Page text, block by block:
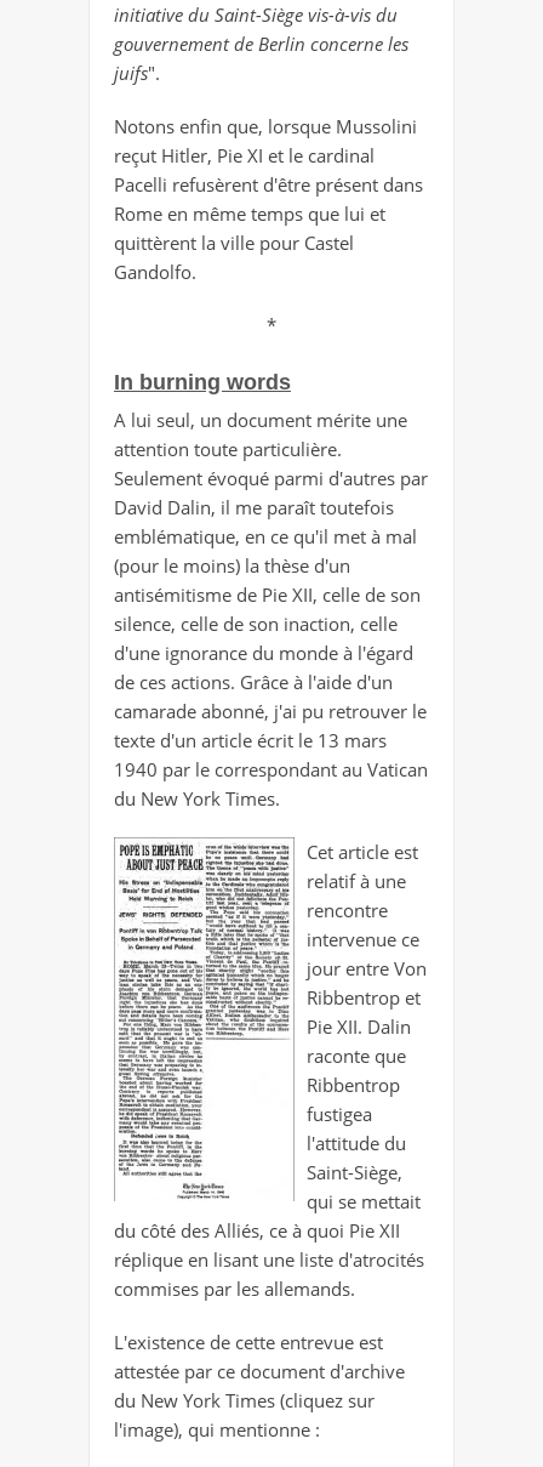
initiative du Saint-Siège vis-à-vis du
gouvernement de Berlin concerne les
juifs".
Notons enfin que, lorsque Mussolini
reçut Hitler, Pie XI et le cardinal
Pacelli refusèrent d'être présent dans
Rome en même temps que lui et
quittèrent la ville pour Castel
Gandolfo.
*
In burning words
A lui seul, un document mérite une
attention toute particulière.
Seulement évoqué parmi d'autres par
David Dalin, il me paraît toutefois
emblématique, en ce qu'il met à mal
(pour le moins) la thèse d'un
antisémitisme de Pie XII, celle de son
silence, celle de son inaction, celle
d'une ignorance du monde à l'égard
de ces actions. Grâce à l'aide d'un
camarade abonné, j'ai pu retrouver le
texte d'un article écrit le 13 mars
1940 par le correspondant au Vatican
du New York Times.
Cet article est
relatif à une
rencontre
intervenue ce
jour entre Von
Ribbentrop et
Pie XII. Dalin
raconte que
Ribbentrop
fustigea
l'attitude du
Saint-Siège,
qui se mettait
du côté des Alliés, ce à quoi Pie XII
réplique en lisant une liste d'atrocités
commises par les allemands.
L'existence de cette entrevue est
attestée par ce document d'archive
du New York Times (cliquez sur
l'image), qui mentionne :